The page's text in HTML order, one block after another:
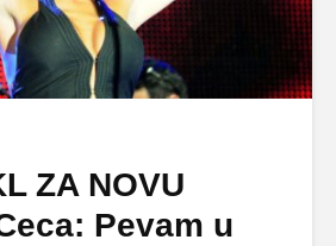
ZA NOVU
Pevam u